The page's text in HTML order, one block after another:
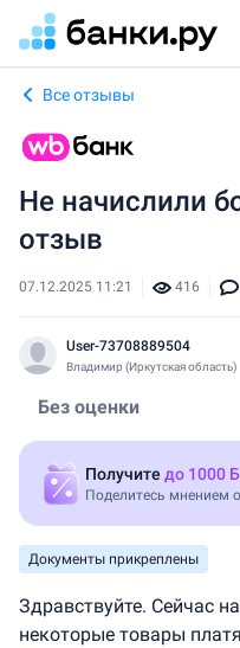
Все отзывы
Не начислили
отзыв
07.12.2025 11:21 416
User-73708889504
Владимир (Иркутская область)
Без оценки
Автор не оставил
Получите до 1000 Б
Поделитесь мнением
Документы прикреплены
Здравствуйте. Сейчас
некоторые товары